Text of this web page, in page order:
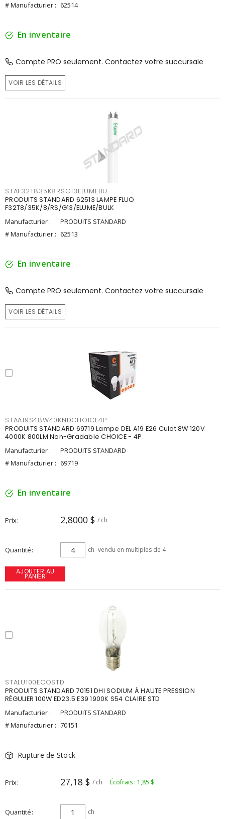
# Manufacturier : 62514
En inventaire
Compte PRO seulement. Contactez votre succursale
VOIR LES DÉTAILS
STAF32T835K8RSG13ELUMEBU
PRODUITS STANDARD 62513 LAMPE FLUO
F32T8/35K/8/RS/G13/ELUME/BULK
Manufacturier :
PRODUITS STANDARD
# Manufacturier : 62513
En inventaire
Compte PRO seulement. Contactez votre succursale
VOIR LES DÉTAILS
STAA19S48W40KNDCHOICE4P
PRODUITS STANDARD 69719 Lampe DEL A19 E26 Culot 8W 120V
4000K 800LM Non-Gradable CHOICE - 4P
Manufacturier :
PRODUITS STANDARD
# Manufacturier : 69719
En inventaire
Prix 2,8000 $ / ch
Quantité ch vendu en multiples de 4
AJOUTER AU
PANIER
STALU100ECOSTD
PRODUITS STANDARD 70151 DHI SODIUM À HAUTE PRESSION
RÉGULIER 100W ED23.5 E39 1900K S54 CLAIRE STD
Manufacturier :
PRODUITS STANDARD
# Manufacturier : 70151
Rupture de Stock
Prix 27,18 $ / ch Écofrais : 1,85 $
Quantité ch